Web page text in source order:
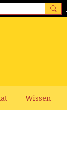
Wissen